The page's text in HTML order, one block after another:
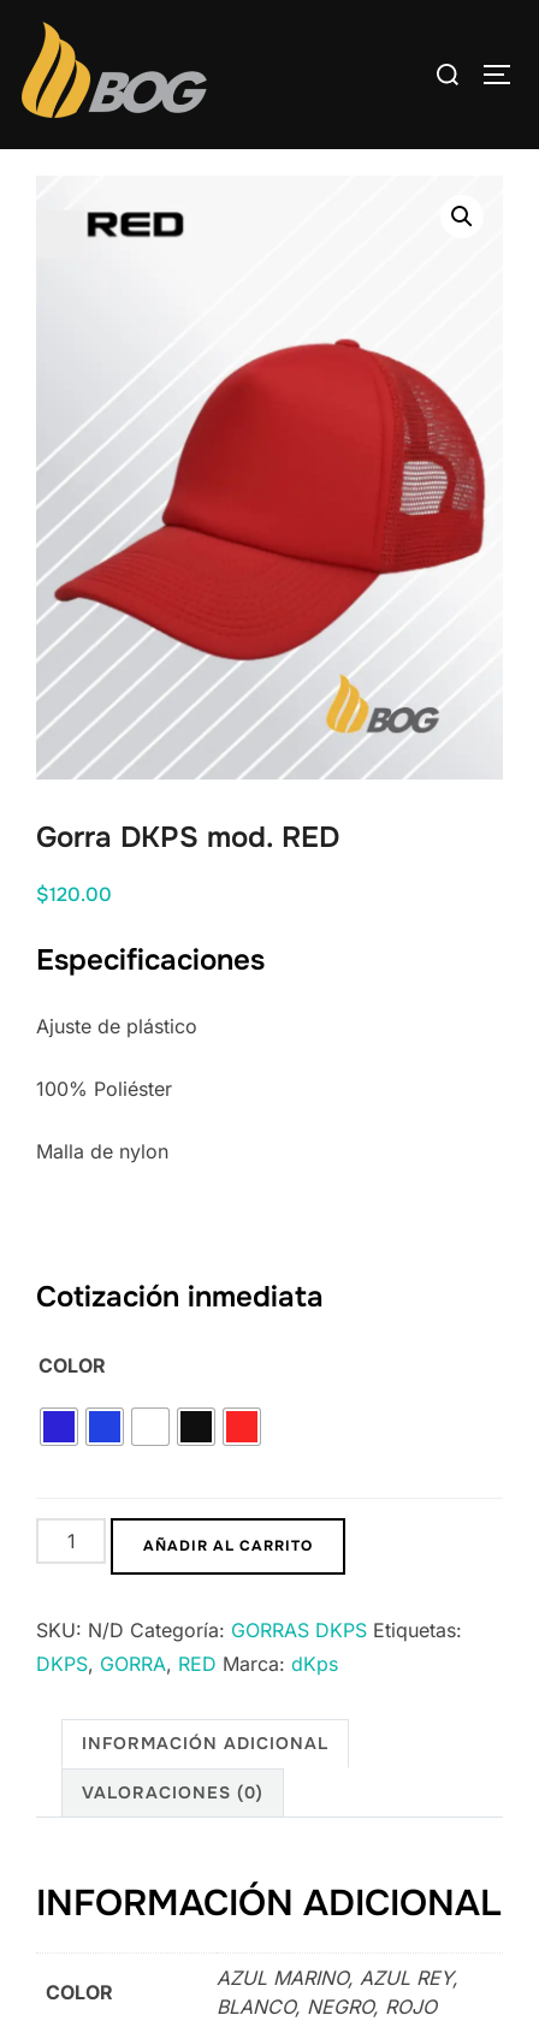
Gorra DKPS mod. RED
$120.00
Especificaciones
Ajuste de plástico
100% Poliéster
Malla de nylon
Cotización inmediata
COLOR
AÑADIR AL CARRITO
SKU: N/D Categoría: GORRAS DKPS Etiquetas:
DKPS, GORRA, RED Marca: dKps
INFORMACIÓN ADICIONAL
VALORACIONES (0)
INFORMACIÓN ADICIONAL
COLOR
AZUL MARINO, AZUL REY,
BLANCO, NEGRO, ROJO